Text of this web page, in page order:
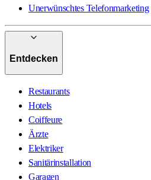
Unerwünschtes Telefonmarketing
Entdecken
Restaurants
Hotels
Coiffeure
Ärzte
Elektriker
Sanitärinstallation
Garagen